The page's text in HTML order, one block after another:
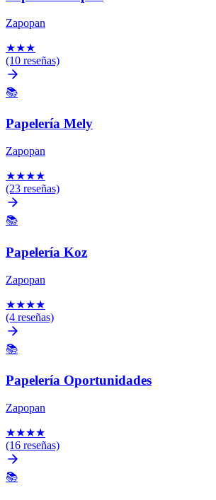
Zapopan
★★★
(10 reseñas)
📚
Papelería Mely
Zapopan
★★★★
(23 reseñas)
📚
Papelería Koz
Zapopan
★★★★
(4 reseñas)
📚
Papelería Oportunidades
Zapopan
★★★★
(16 reseñas)
📚